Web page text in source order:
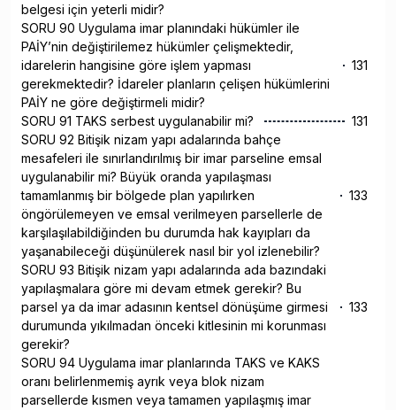
belgesi için yeterli midir?
SORU 90 Uygulama imar planındaki hükümler ile
PAİY’nin değiştirilemez hükümler çelişmektedir,
idarelerin hangisine göre işlem yapması
gerekmektedir? İdareler planların çelişen hükümlerini
PAİY ne göre değiştirmeli midir?
131
SORU 91 TAKS serbest uygulanabilir mi?
131
SORU 92 Bitişik nizam yapı adalarında bahçe
mesafeleri ile sınırlandırılmış bir imar parseline emsal
uygulanabilir mi? Büyük oranda yapılaşması
tamamlanmış bir bölgede plan yapılırken
öngörülemeyen ve emsal verilmeyen parsellerle de
karşılaşılabildiğinden bu durumda hak kayıpları da
yaşanabileceği düşünülerek nasıl bir yol izlenebilir?
133
SORU 93 Bitişik nizam yapı adalarında ada bazındaki
yapılaşmalara göre mi devam etmek gerekir? Bu
parsel ya da imar adasının kentsel dönüşüme girmesi
durumunda yıkılmadan önceki kitlesinin mi korunması
gerekir?
133
SORU 94 Uygulama imar planlarında TAKS ve KAKS
oranı belirlenmemiş ayrık veya blok nizam
parsellerde kısmen veya tamamen yapılaşmış imar